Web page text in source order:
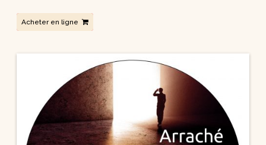
Acheter en ligne